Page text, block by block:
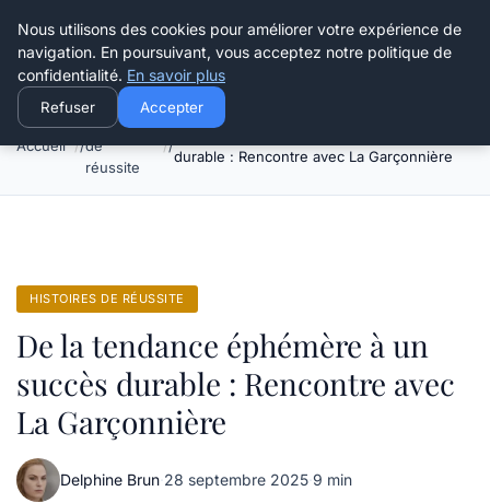
Henry Panky
Accueil
Histoires
de
réussite
durable : Rencontre avec La Garçonnière
HISTOIRES DE RÉUSSITE
De la tendance éphémère à un
succès durable : Rencontre avec
La Garçonnière
Delphine Brun·28 septembre 2025·9 min
Nous utilisons des cookies pour améliorer votre expérience de
navigation. En poursuivant, vous acceptez notre politique de
confidentialité. En savoir plus
Refuser Accepter